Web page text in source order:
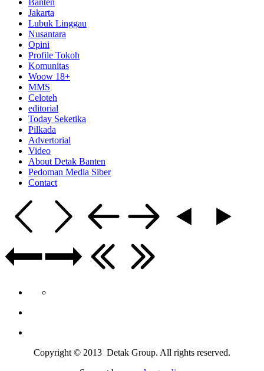
Banten
Jakarta
Lubuk Linggau
Nusantara
Opini
Profile Tokoh
Komunitas
Woow 18+
MMS
Celoteh
editorial
Today Seketika
Pilkada
Advertorial
Video
About Detak Banten
Pedoman Media Siber
Contact
Copyright © 2013 Detak Group. All rights reserved.